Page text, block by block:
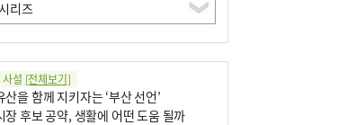
설 [전체보기]
산을 함께 지키자는 ‘부산 선언’
장 후보 공약, 생활에 어떤 도움 될까